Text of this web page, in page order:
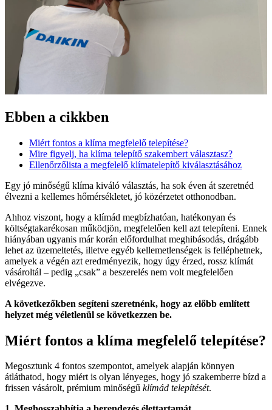
Ebben a cikkben
Miért fontos a klíma megfelelő telepítése?
Mire figyelj, ha klíma telepítő szakembert választasz?
Ellenőrzőlista a megfelelő klímatelepítő kiválasztásához
Egy jó minőségű klíma kiváló választás, ha sok éven át szeretnéd
élvezni a kellemes hőmérsékletet, jó közérzetet otthonodban.
Ahhoz viszont, hogy a klímád megbízhatóan, hatékonyan és
költségtakarékosan működjön, megfelelően kell azt telepíteni. Ennek
hiányában ugyanis már korán előfordulhat meghibásodás, drágább
lehet az üzemeltetés, illetve egyéb kellemetlenségek is felléphetnek,
amelyek a végén azt eredményezik, hogy úgy érzed, rossz klímát
vásároltál – pedig „csak” a beszerelés nem volt megfelelően
elvégezve.
A következőkben segíteni szeretnénk, hogy az előbb említett
helyzet még véletlenül se következzen be.
Miért fontos a klíma megfelelő telepítése?
Megosztunk 4 fontos szempontot, amelyek alapján könnyen
átláthatod, hogy miért is olyan lényeges, hogy jó szakemberre bízd a
frissen vásárolt, prémium minőségű klímád telepítését.